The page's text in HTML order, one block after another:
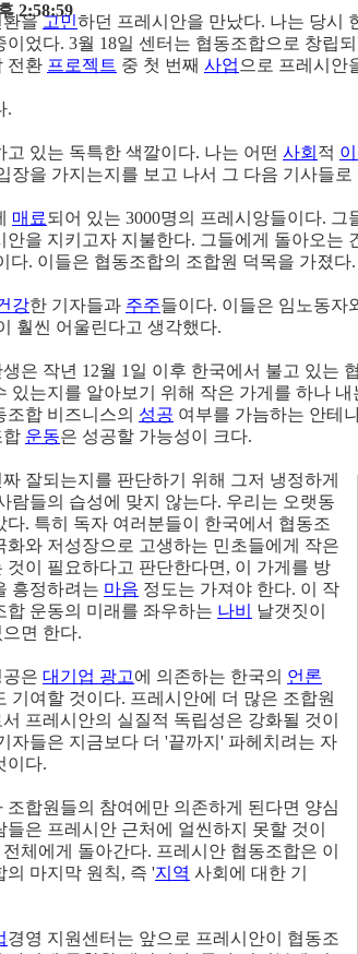
2:58:59
환을고민하던 프레시안을 만났다. 나는 당시
었다. 3월 18일 센터는 협동조합으로 창립
전환 프로젝트 중 첫 번째 사업 으로 프레시안
.
있는 독특한 색깔이다. 나는 어떤 사회 적
장을 가지는지를 보고 나서 그 다음 기사들로
매료되어 있는 3000명의 프레시앙들이다. 그
안을 지키고자 지불한다. 그들에게 돌아오는
다. 이들은 협동조합의 조합원 덕목을 가졌다.
강한 기자들과 주주들이다. 이들은 임노동자
훨씬 어울린다고 생각했다.
은 작년 12월 1일 이후 한국에서 불고 있는
있는지를 알아보기 위해 작은 가게를 하나
합 비즈니스의 성공 여부를 가늠하는 안테
합 운동은 성공할 가능성이 크다.
잘되는지를 판단하기 위해 그저 냉정하게
람들의 습성에 맞지 않는다. 우리는 오랫동
다. 특히 독자 여러분들이 한국에서 협동조
화와 저성장으로 고생하는 민초들에게 작은
것이 필요하다고 판단한다면, 이 가게를 방
흥정하려는 마음 정도는 가져야 한다. 이 작
합 운동의 미래를 좌우하는 나비
날갯짓이
면 한다.
은 대기업 광고에 의존하는 한국의 언론
기여할 것이다. 프레시안에 더 많은 조합원
프레시안의 실질적 독립성은 강화될 것이
자들은 지금보다 더 '끝까지' 파헤치려는 자
이다.
조합원들의 참여에만 의존하게 된다면 양심
은 프레시안 근처에 얼씬하지 못할 것이
체에게 돌아간다. 프레시안 협동조합은 이
의 마지막 원칙, 즉 '지역 사회에 대한 기
경영 지원센터는 앞으로 프레시안이 협동조